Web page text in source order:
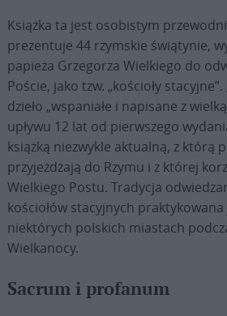
Książka ta jest osobistym
prezentuje 44 rzymskie świątynie,
papieża Grzegorza Wielkiego do
Poście, jako tzw. „kościoły
dzieło „wspaniałe i napisane z
upływu 12 lat od pierwszego
książką niezwykle aktualną, z którą
przyjeżdżają do Rzymu i z której
Wielkiego Postu. Tradycja
kościołów stacyjnych
niektórych polskich miastach
Wielkanocy.
Sacrum i profanum